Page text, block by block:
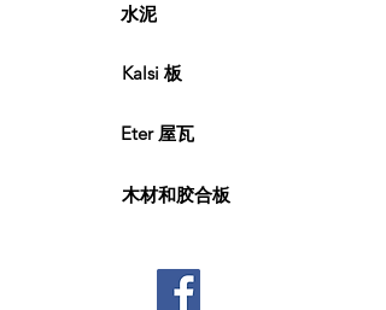
水泥
Kalsi 板
Eter 屋瓦
木材和胶合板